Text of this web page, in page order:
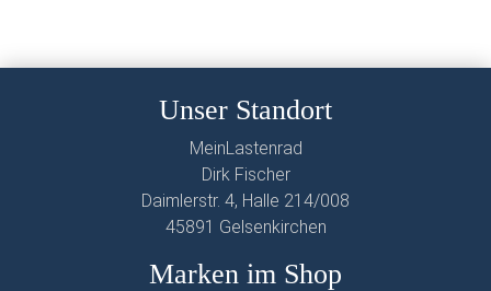
Unser Standort
MeinLastenrad
Dirk Fischer
Daimlerstr. 4, Halle 214/008
45891 Gelsenkirchen
Marken im Shop